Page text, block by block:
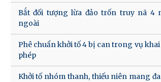
Bắt đối tượng lừa đảo trốn truy nã 4
ngoài
Phê chuẩn khởi tố 4 bị can trong vụ
phép
Khởi tố nhóm thanh, thiếu niên mang